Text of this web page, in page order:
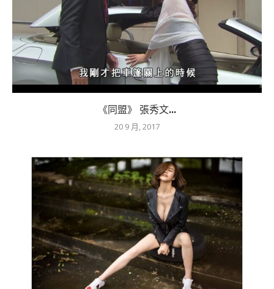
《同盟》 張秀文...
20 9 月, 2017